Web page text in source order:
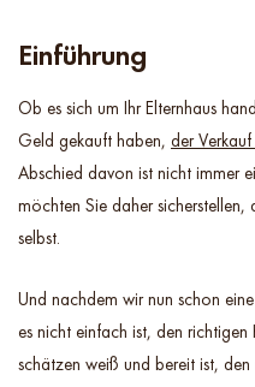
Einführung
Ob es sich um Ihr Elternhaus
Geld gekauft haben, der Verkauf
Abschied davon ist nicht immer
möchten Sie daher
selbst.
Und nachdem wir nun schon
es nicht einfach ist, den
schätzen weiß und bereit ist, den